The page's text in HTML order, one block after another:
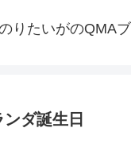
りたいがのQMA
ダ誕生日